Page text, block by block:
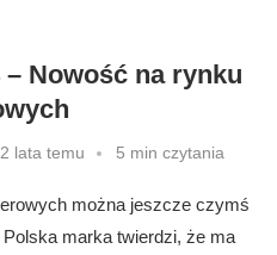
Nowość na rynku
2 lata temu 5 min czytania
można jeszcze czymś
marka twierdzi, że ma